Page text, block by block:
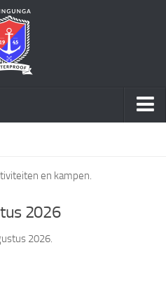
en kampen.
2026
2026.